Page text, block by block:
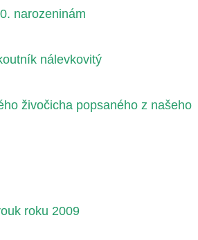
narozeninám
nálevkovitý
živočicha popsaného z našeho
roku 2009